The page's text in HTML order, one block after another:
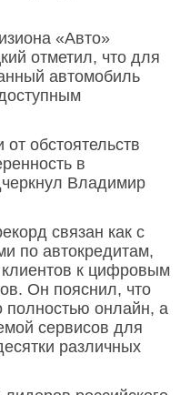
«Авто»
отметил, что для
автомобиль
обстоятельств
в
Владимир
связан как с
по автокредитам,
к цифровым
Он пояснил, что
полностью онлайн, а
сервисов для
различных